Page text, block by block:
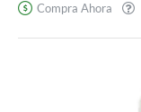
L-
Cisteína
Compra Ahora